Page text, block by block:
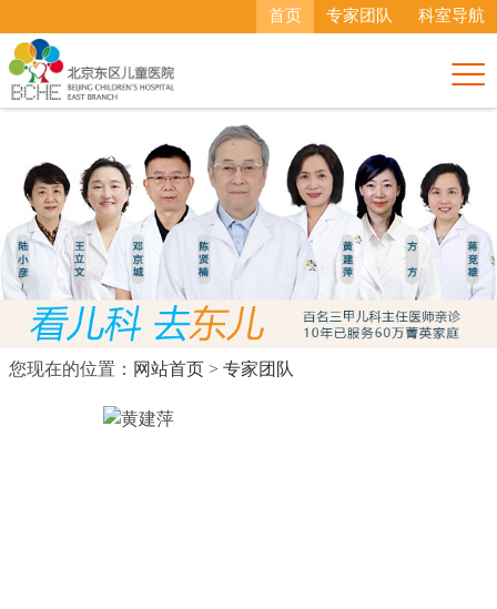
科室导航
专家团队
首页

您现在的位置： 网站首页 >专家团队